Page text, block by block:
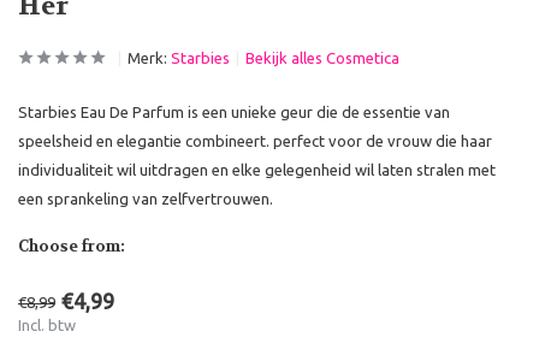
Merk: Starbies Bekijk alles Cosmetica
Starbies Eau De Parfum is een unieke geur die de essentie van
speelsheid en elegantie combineert. perfect voor de vrouw die haar
individualiteit wil uitdragen en elke gelegenheid wil laten stralen met
een sprankeling van zelfvertrouwen.
Choose from:
€8,99 €4,99
Incl. btw